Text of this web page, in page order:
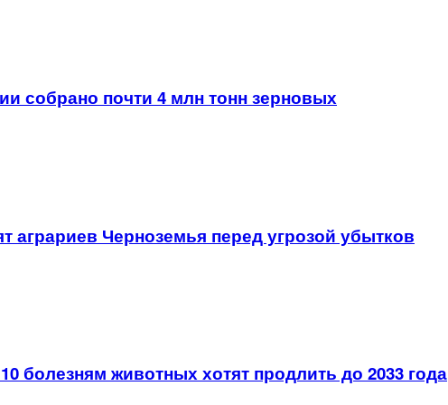
собрано почти 4 млн тонн зерновых
аграриев Черноземья перед угрозой убытков
болезням животных хотят продлить до 2033 года